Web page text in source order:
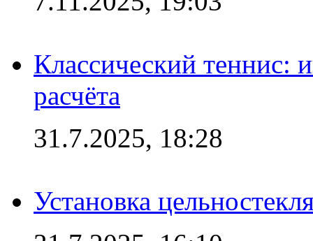
Классический теннис:
расчёта
31.7.2025, 18:28
Установка